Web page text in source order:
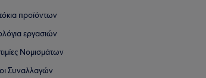
προϊόντων
εργασιών
Νομισμάτων
Συναλλαγών